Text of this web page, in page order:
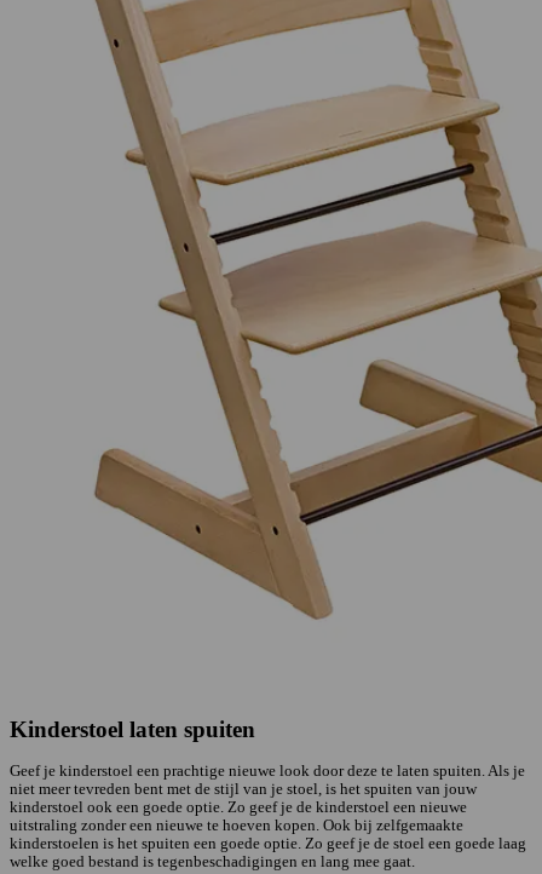
Kinderstoel laten spuiten
Geef je kinderstoel een prachtige nieuwe look door deze te laten spuiten. Als je
niet meer tevreden bent met de stijl van je stoel, is het spuiten van jouw
kinderstoel ook een goede optie. Zo geef je de kinderstoel een nieuwe
uitstraling zonder een nieuwe te hoeven kopen. Ook bij zelfgemaakte
kinderstoelen is het spuiten een goede optie. Zo geef je de stoel een goede laag
welke goed bestand is tegenbeschadigingen en lang mee gaat.